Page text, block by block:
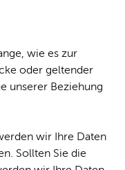
wie es zur
oder geltender
unserer Beziehung
wir Ihre Daten
Sollten Sie die